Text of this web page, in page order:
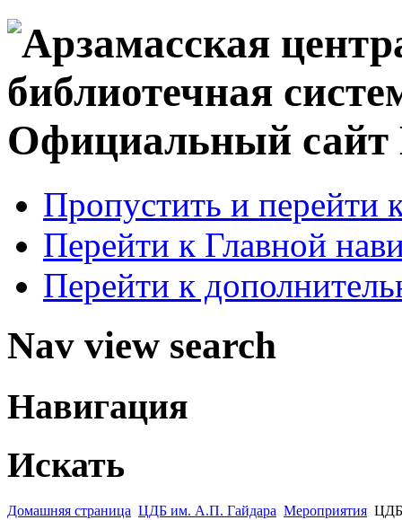
Официальный
Пропустить и перейти
Перейти к Главной
Перейти к
Nav view search
Навигация
Искать
Домашняя страница ЦДБ им. А.П. Гайдара Мероприятия ЦДБ